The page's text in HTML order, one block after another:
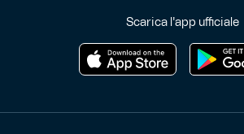
Scarica l'app ufficiale